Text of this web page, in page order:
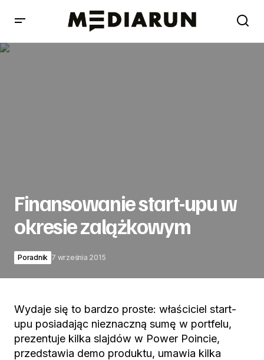
Finansowanie start-upu w
okresie zalążkowym
Poradnik 7 września 2015
Wydaje się to bardzo proste: właściciel start-
upu posiadając nieznaczną sumę w portfelu,
prezentuje kilka slajdów w Power Poincie,
przedstawia demo produktu, umawia kilka